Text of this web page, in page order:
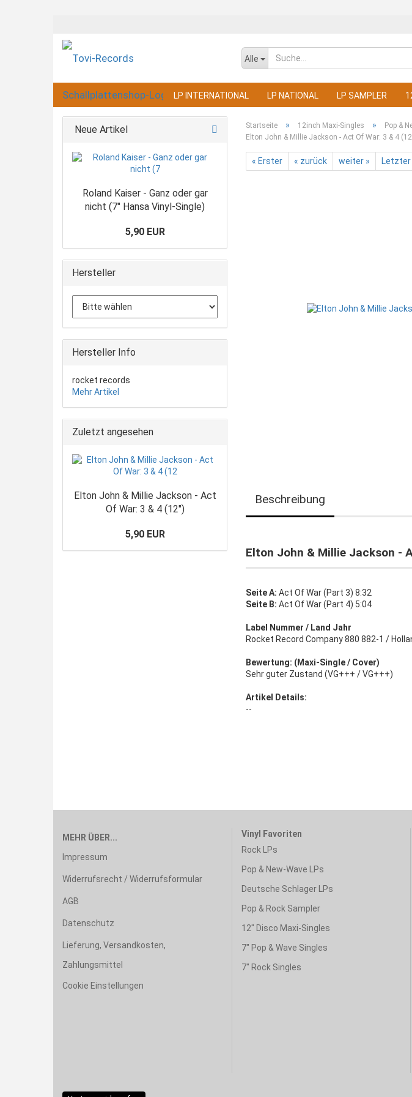
Alle
LP INTERNATIONAL LP NATIONAL LP SAMPLER
Startseite » 12inch Maxi-Singles » Pop &
Elton John & Millie Jackson - Act Of War: 3 & 4
« Erster « zurück weiter » Letzter
Beschreibung
Elton John & Millie Jackson -
Seite A: Act Of War (Part 3) 8:32
Seite B: Act Of War (Part 4) 5:04
Label Nummer / Land Jahr
Rocket Record Company 880 882-1 /
Bewertung: (Maxi-Single / Cover)
Sehr guter Zustand (VG+++ / VG+++)
Artikel Details:
--
Neue Artikel
Roland Kaiser - Ganz oder gar
nicht (7" Hansa Vinyl-Single)
5,90 EUR
Hersteller
Hersteller Info
rocket records
Mehr Artikel
Zuletzt angesehen
Elton John & Millie Jackson - Act
Of War: 3 & 4 (12")
5,90 EUR
MEHR ÜBER...
Impressum
Widerrufsrecht / Widerrufsformular
AGB
Datenschutz
Lieferung, Versandkosten,
Zahlungsmittel
Cookie Einstellungen
Vinyl Favoriten
Rock LPs
Pop & New-Wave LPs
Deutsche Schlager LPs
Pop & Rock Sampler
12" Disco Maxi-Singles
7" Pop & Wave Singles
7" Rock Singles